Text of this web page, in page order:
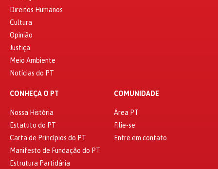
Direitos Humanos
Cultura
Opinião
Justiça
Meio Ambiente
Notícias do PT
CONHEÇA O PT
Nossa História
Estatuto do PT
Carta de Princípios do PT
Manifesto de Fundação do PT
Estrutura Partidária
COMUNIDADE
Área PT
Filie-se
Entre em contato